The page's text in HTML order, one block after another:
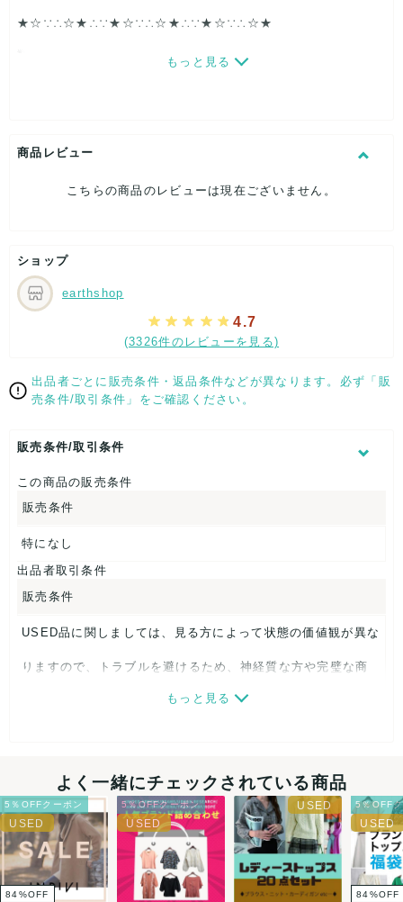
★☆∵∴☆★∴∵★☆∵∴☆★∴∵★☆∵∴☆★
数量限定★人気ブランド「INDIVI インディヴィ」のトップス
アソートになります。
ジャンルは考慮しておりません。
商品内容や対応に関しましては、丁寧さを心掛けております
前に、
コメントから必ず一度ご連絡下さいませ。 できるだけ誠意のあ
【商品状態】
こちらはUSED品になりますので、ダメージのない綺麗なお品
から一般的な中古品で、
若干の薄汚れ・擦れ等のダメージのあるお品までの セットにな
★副業や主婦の方でも簡単に利益が出せる商品ですので是非お
早めに★
【 商品詳細 】
・系統:レディースアパレル
もっと見る
商品レビュー
こちらの商品のレビューは現在ございません。
ショップ
earthshop
4.7
(3326件のレビューを見る)
出品者ごとに販売条件・返品条件などが異なります。必ず「販
売条件/取引条件」をご確認ください。
販売条件/取引条件
この商品の販売条件
販売条件
特になし
出品者取引条件
販売条件
USED品に関しましては、見る方によって状態の価値観が異な
りますので、トラブルを避けるため、神経質な方や完璧な商
品を求められる方は御購入をお控えください。
い致します。対応できることがあれば、誠意をもって対応致
します。
決済方法
もっと見る
よく一緒にチェックされている商品
5％OFFクーポン
84%OFF
5％OFFクーポン 5％OFF
84%OFF